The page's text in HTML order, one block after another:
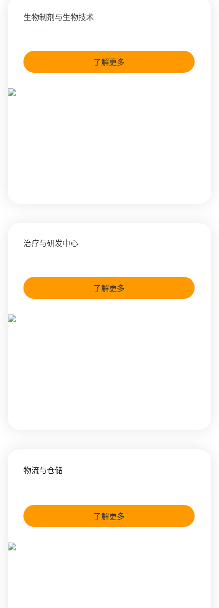
生物制剂与生物技术
了解更多
治疗与研发中心
了解更多
物流与仓储
了解更多